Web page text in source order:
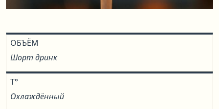
ОБЪЁМ
Шорт дринк
T°
Охлаждённый